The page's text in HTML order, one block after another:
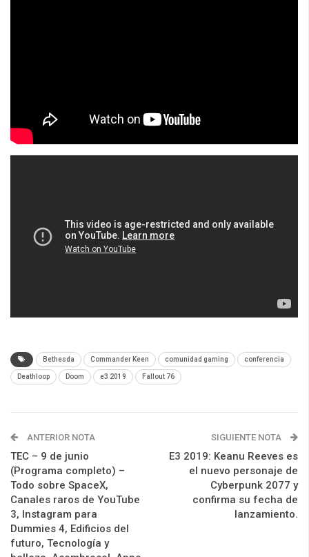
Bethesda Commander Keen comunidad gaming conferencia
Deathloop Doom e3 2019 Fallout 76
ANTERIOR NOTA
TEC – 9 de junio
(Programa completo) –
Todo sobre SpaceX,
Canales raros de YouTube
3, Instagram para
Dummies 4, Edificios del
futuro, Tecnología y
SIGUIENTE NOTA
E3 2019: Keanu Reeves es
el nuevo personaje de
Cyberpunk 2077 y
confirma su fecha de
lanzamiento.